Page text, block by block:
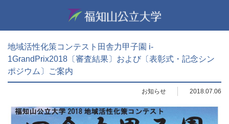
地域活性化策コンテスト田舎力甲子園 i-
1GrandPrix2018〔審査結果〕および〔表彰式・記念シン
ポジウム〕ご案内
お知らせ 2018.07.06